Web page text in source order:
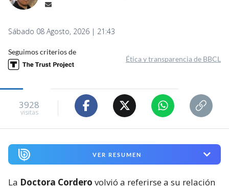
Sábado 08 Agosto, 2026 | 21:43
Seguimos criterios de
Ética y transparencia de BBCL
3928
visitas
VER RESUMEN
La Doctora Cordero volvió a referirse a su relación